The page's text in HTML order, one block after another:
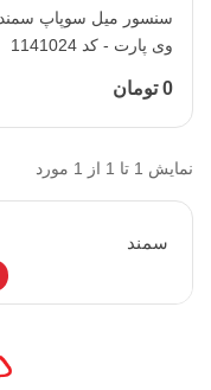
وی پارت - کد 1141024
0 تومان
نمایش 1 تا 1 از 1 مورد
سمند